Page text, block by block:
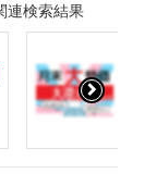
連検索結果